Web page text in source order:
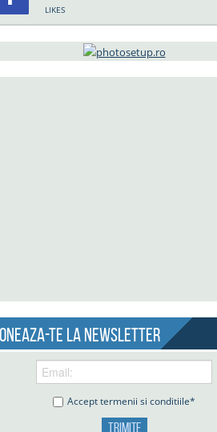
LIKES
te la newsletter
Accept termenii si conditiile*